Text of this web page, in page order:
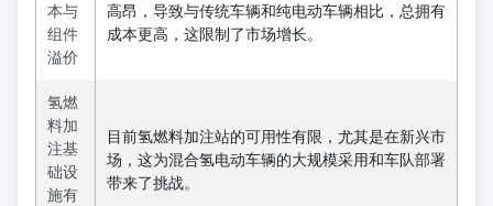
本与
组件
溢价
高昂，导致与传统车辆和纯电动车辆相比，总拥有
成本更高，这限制了市场增长。
氢燃
料加
注基
础设
施有
目前氢燃料加注站的可用性有限，尤其是在新兴市
场，这为混合氢电动车辆的大规模采用和车队部署
带来了挑战。